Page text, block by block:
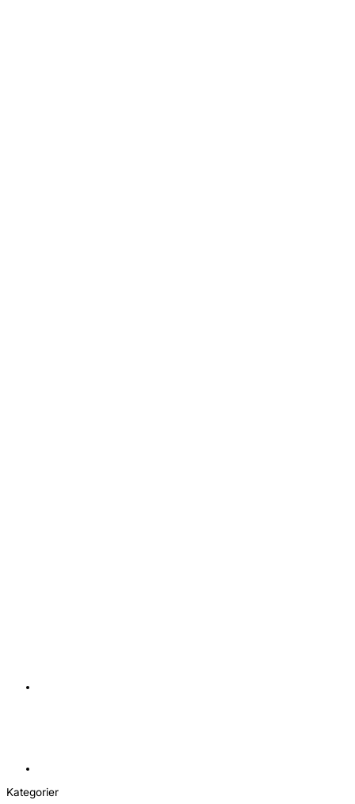
Kategorier